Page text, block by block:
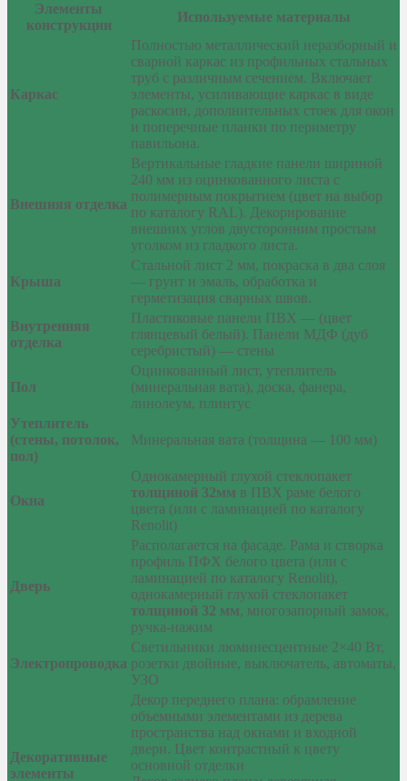
Элементы
конструкции
Используемые материалы
Каркас
Полностью металлический неразборный и
сварной каркас из профильных стальных
труб с различным сечением. Включает
элементы, усиливающие каркас в виде
раскосин, дополнительных стоек для окон
и поперечные планки по периметру
павильона.
Внешняя отделка
Вертикальные гладкие панели шириной
240 мм из оцинкованного листа с
полимерным покрытием (цвет на выбор
по каталогу RAL). Декорирование
внешних углов двусторонним простым
уголком из гладкого листа.
Крыша
Стальной лист 2 мм, покраска в два слоя
— грунт и эмаль, обработка и
герметизация сварных швов.
Внутренняя
отделка
Пластиковые панели ПВХ — (цвет
глянцевый белый). Панели МДФ (дуб
серебристый) — стены
Пол
Оцинкованный лист, утеплитель
(минеральная вата), доска, фанера,
линолеум, плинтус
Утеплитель
(стены, потолок,
пол)
Минеральная вата (толщина — 100 мм)
Окна
Однокамерный глухой стеклопакет
толщиной 32мм в ПВХ раме белого
цвета (или с ламинацией по каталогу
Renolit)
Дверь
Располагается на фасаде. Рама и створка
профиль ПФХ белого цвета (или с
ламинацией по каталогу Renolit),
однокамерный глухой стеклопакет
толщиной 32 мм, многозапорный замок,
ручка-нажим
Электропроводка
Светильники люминесцентные 2×40 Вт,
розетки двойные, выключатель, автоматы,
УЗО
Декоративные
элементы
Декор переднего плана: обрамление
объемными элементами из дерева
пространства над окнами и входной
двери. Цвет контрастный к цвету
основной отделки